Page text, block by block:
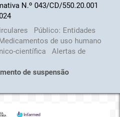
N.º 043/CD/550.20.001
Público: Entidades
de uso humano
científica
Alertas de
de suspensão